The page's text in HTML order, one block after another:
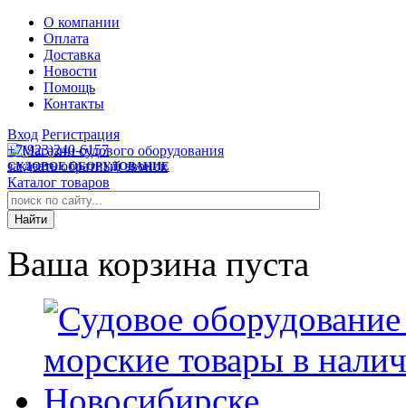
О компании
Оплата
Доставка
Новости
Помощь
Контакты
Вход Регистрация
СУДОВОЕ ОБОРУДОВАНИЕ
+7(923)240-6157
заказать обратный звонок
Каталог товаров
Ваша корзина пуста